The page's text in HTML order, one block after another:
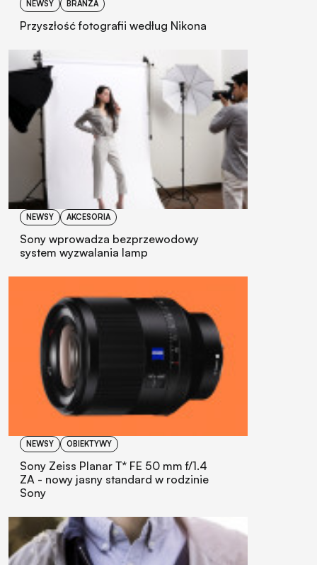
NEWSY BRANŻA
Przyszłość fotografii według Nikona
NEWSY AKCESORIA
Sony wprowadza bezprzewodowy
system wyzwalania lamp
NEWSY OBIEKTYWY
Sony Zeiss Planar T* FE 50 mm f/1.4
ZA - nowy jasny standard w rodzinie
Sony